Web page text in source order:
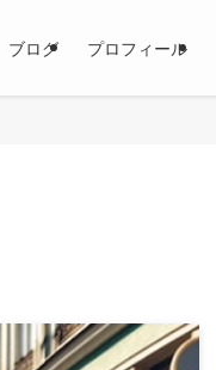
ブログ プロフィール